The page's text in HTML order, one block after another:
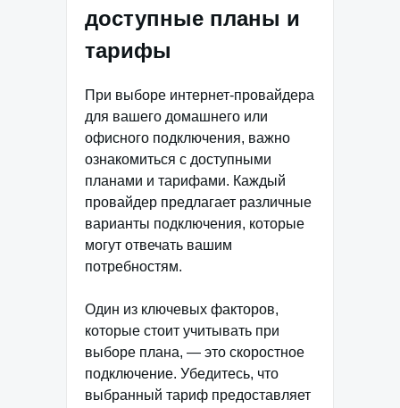
доступные планы и
тарифы
При выборе интернет-провайдера
для вашего домашнего или
офисного подключения, важно
ознакомиться с доступными
планами и тарифами. Каждый
провайдер предлагает различные
варианты подключения, которые
могут отвечать вашим
потребностям.
Один из ключевых факторов,
которые стоит учитывать при
выборе плана, — это скоростное
подключение. Убедитесь, что
выбранный тариф предоставляет